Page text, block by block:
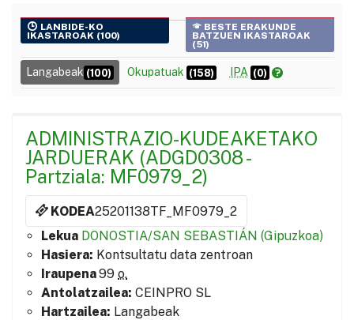
LANBIDE-KO
IKASTAROAK (100)
BESTE ERAKUNDE
BATZUEN IKASTAROAK
(51)
Langabeak (100) Okupatuak (158) IPA (0)
ADMINISTRAZIO-KUDEAKETAKO
JARDUERAK (ADGD0308 -
Partziala: MF0979_2)
KODEA25201138TF_MF0979_2
Lekua DONOSTIA/SAN SEBASTIÁN (Gipuzkoa)
Hasiera: Kontsultatu data zentroan
Iraupena99 o.
Antolatzailea: CEINPRO SL
Hartzailea: Langabeak